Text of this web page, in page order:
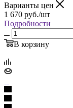
Варианты цен
1 670 руб./шт
Подробности
В корзину